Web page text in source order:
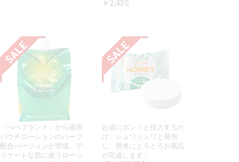
￥2,420
「ぺぺブランド」から徳用
パウチローションのハーブ
配合バージョンが登場。デ
リケートな肌に使うローシ
お湯にポン！と投入するだ
け。シュワシュワと発泡
し、簡単にとろとろお風呂
が完成します。